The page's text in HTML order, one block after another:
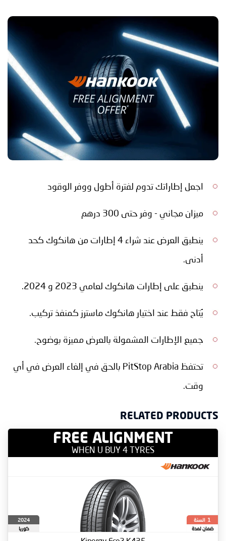
اجعل إطاراتك تدوم لفترة أطول ووفر الوقود
ميزان مجاني - وفر حتى 300 درهم
ينطبق العرض عند شراء 4 إطارات من هانكوك كحد
أدنى.
ينطبق على إطارات هانكوك لعامي 2023 و 2024.
يُتاح فقط عند اختيار هانكوك ماسترز كمنفذ تركيب.
جميع الإطارات المشمولة بالعرض مميزة بوضوح.
تحتفظ PitStop Arabia بالحق في إلغاء العرض في أي
وقت.
RELATED PRODUCTS
FREE ALIGNMENT
WHEN U BUY 4 TYRES
1 السنة
ضمان لمدة
2024
كوريا